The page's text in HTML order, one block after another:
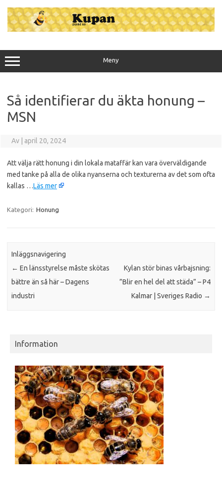
innehåll
Meny
Så identifierar du äkta honung –
MSN
Av april 20, 2024
Att välja rätt honung i din lokala mataffär kan vara överväldigande
med tanke på alla de olika nyanserna och texturerna av det som ofta
kallas …Läs mer
Kategori: Honung
Inläggsnavigering
← En länsstyrelse måste skötas
bättre än så här – Dagens
industri
Kylan stör binas vårbajsning:
”Blir en hel del att städa” – P4
Kalmar | Sveriges Radio →
Information